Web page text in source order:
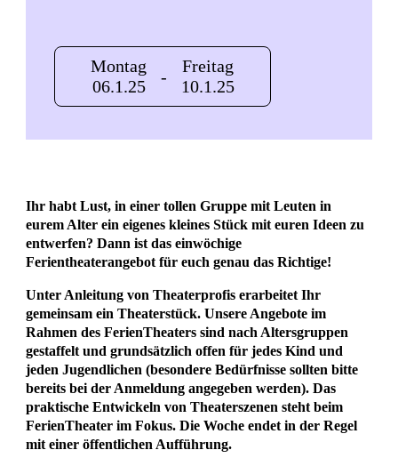
Montag
06.1.25
-
Freitag
10.1.25
Ihr habt Lust, in einer tollen Gruppe mit Leuten in
eurem Alter ein eigenes kleines Stück mit euren Ideen zu
entwerfen? Dann ist das einwöchige
Ferientheaterangebot für euch genau das Richtige!
Unter Anleitung von Theaterprofis erarbeitet Ihr
gemeinsam ein Theaterstück. Unsere Angebote im
Rahmen des FerienTheaters sind nach Altersgruppen
gestaffelt und grundsätzlich offen für jedes Kind und
jeden Jugendlichen (besondere Bedürfnisse sollten bitte
bereits bei der Anmeldung angegeben werden). Das
praktische Entwickeln von Theaterszenen steht beim
FerienTheater im Fokus. Die Woche endet in der Regel
mit einer öffentlichen Aufführung.